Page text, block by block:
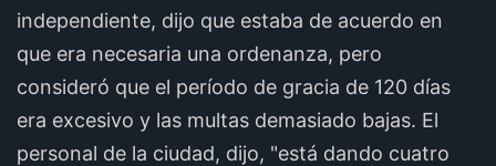
independiente, dijo que estaba de acuerdo en
que era necesaria una ordenanza, pero
consideró que el período de gracia de 120 días
era excesivo y las multas demasiado bajas. El
personal de la ciudad, dijo, "está dando cuatro